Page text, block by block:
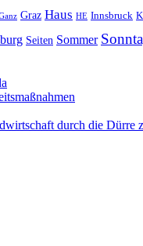
Graz Haus HE Innsbruck
Seiten Sommer
durch die Dürre